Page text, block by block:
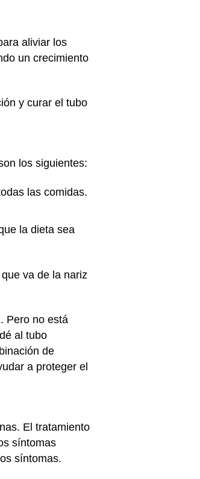
aliviar los
un crecimiento
y curar el tubo
los siguientes:
las comidas.
la dieta sea
va de la nariz
Pero no está
al tubo
de
a proteger el
El tratamiento
síntomas
síntomas.